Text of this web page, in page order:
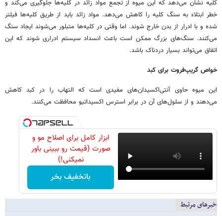
کلیه نشان می‌دهد که این میوه از تجمع مواد زائد در کلیه‌ها جلوگیری می‌کند و
خطر ابتلاء به سنگ کلیه را کاهش می‌دهد. مواد زائد باید از طریق کلیه‌ها فیلتر
شده و با ادرار از بدن خارج شوند. اما وقتی در کلیه‌ها متبلور می‌شوند ایجاد سنگ
می‌کنند. سنگ‌های بزرگ ممکن است باعث انسداد سیستم ادراری شوند که این
اتفاق می‌تواند بسیار دردناک باشد.
خواص گریپ‌فروت برای کبد
این میوه حاوی آنتی‌اکسیدان‌های مفیدی است که التهاب را در کبد کاهش
می‌دهند و از سلول‌های آن در برابر استرس اکسیداتیو محافظت می‌کنند.
ابزار کامل برای اصلاح مو و
صورت (قیمت رو ببینی باور
نمیکنی!)
باتخفیف بخر
خبرهای مرتبط